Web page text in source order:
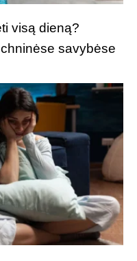
visą dieną?
savybėse